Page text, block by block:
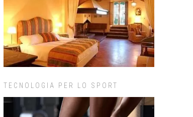
TECNOLOGIA PER LO SPORT